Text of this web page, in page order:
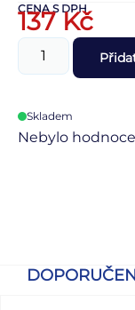
CENA S DPH
137Kč
Skladem
Nebylo